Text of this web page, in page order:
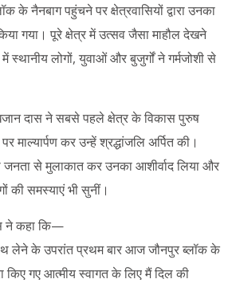
के नैनबाग पहुंचने पर क्षेत्रवासियों द्वारा उनका
गया। पूरे क्षेत्र में उत्सव जैसा माहौल देखने
स्थानीय लोगों, युवाओं और बुजुर्गों ने गर्मजोशी से
दास ने सबसे पहले क्षेत्र के विकास पुरुष
माल्यार्पण कर उन्हें श्रद्धांजलि अर्पित की।
जनता से मुलाकात कर उनका आशीर्वाद लिया और
की समस्याएं भी सुनीं।
ने कहा कि—
लेने के उपरांत प्रथम बार आज जौनपुर ब्लॉक के
किए गए आत्मीय स्वागत के लिए मैं दिल की